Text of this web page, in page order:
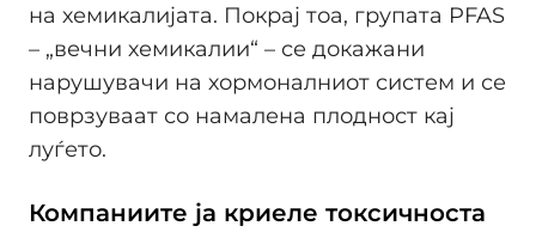
на хемикалијата. Покрај тоа, групата PFAS
– „вечни хемикалии“ – се докажани
нарушувачи на хормоналниот систем и се
поврзуваат со намалена плодност кај
луѓето.
Компаниите ја криеле токсичноста